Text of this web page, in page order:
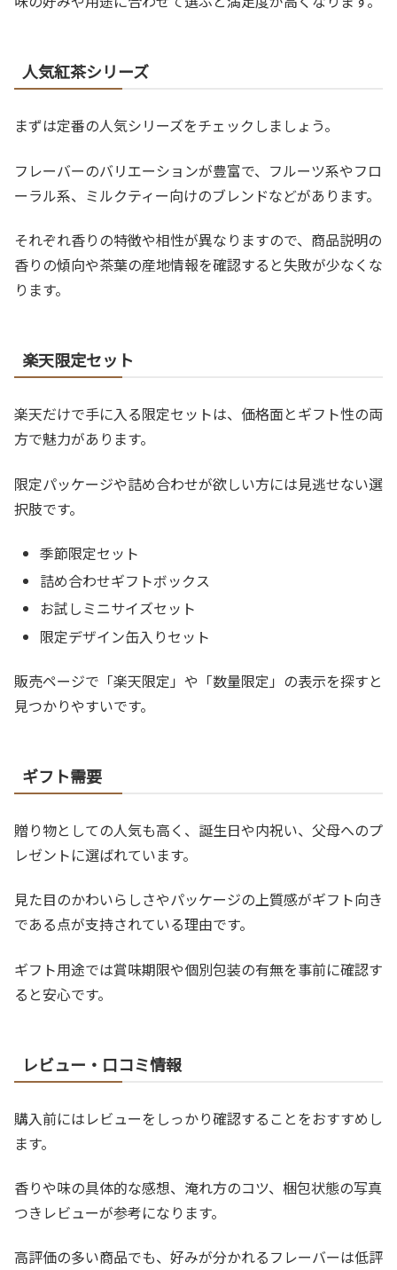
人気紅茶シリーズ
まずは定番の人気シリーズをチェックしましょう。
フレーバーのバリエーションが豊富で、フルーツ系やフロ
ーラル系、ミルクティー向けのブレンドなどがあります。
それぞれ香りの特徴や相性が異なりますので、商品説明の
香りの傾向や茶葉の産地情報を確認すると失敗が少なくな
ります。
楽天限定セット
楽天だけで手に入る限定セットは、価格面とギフト性の両
方で魅力があります。
限定パッケージや詰め合わせが欲しい方には見逃せない選
択肢です。
季節限定セット
詰め合わせギフトボックス
お試しミニサイズセット
限定デザイン缶入りセット
販売ページで「楽天限定」や「数量限定」の表示を探すと
見つかりやすいです。
ギフト需要
贈り物としての人気も高く、誕生日や内祝い、父母へのプ
レゼントに選ばれています。
見た目のかわいらしさやパッケージの上質感がギフト向き
である点が支持されている理由です。
ギフト用途では賞味期限や個別包装の有無を事前に確認す
ると安心です。
レビュー・口コミ情報
購入前にはレビューをしっかり確認することをおすすめし
ます。
香りや味の具体的な感想、淹れ方のコツ、梱包状態の写真
つきレビューが参考になります。
高評価の多い商品でも、好みが分かれるフレーバーは低評